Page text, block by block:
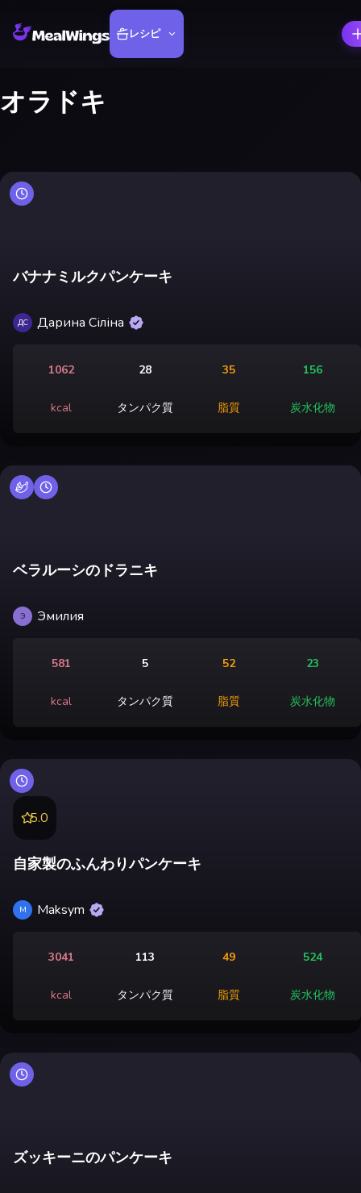
レシピ
オラドキ
バナナミルクパンケーキ
ДС Дарина Сіліна
1062
kcal
28
タンパク質
35
脂質
156
炭水化物
ベラルーシのドラニキ
Э Эмилия
581
kcal
5
タンパク質
52
脂質
23
炭水化物
5.0
自家製のふんわりパンケーキ
M Maksym
3041
kcal
113
タンパク質
49
脂質
524
炭水化物
ズッキーニのパンケーキ